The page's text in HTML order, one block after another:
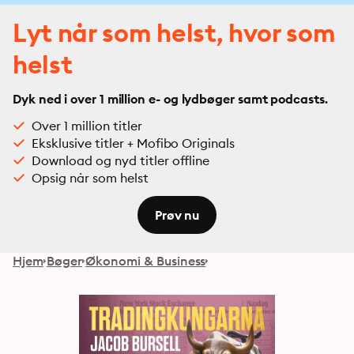
Lyt når som helst, hvor som
helst
Dyk ned i over 1 million e- og lydbøger samt podcasts.
Over 1 million titler
Eksklusive titler + Mofibo Originals
Download og nyd titler offline
Opsig når som helst
Prøv nu
Hjem Bøger Økonomi & Business